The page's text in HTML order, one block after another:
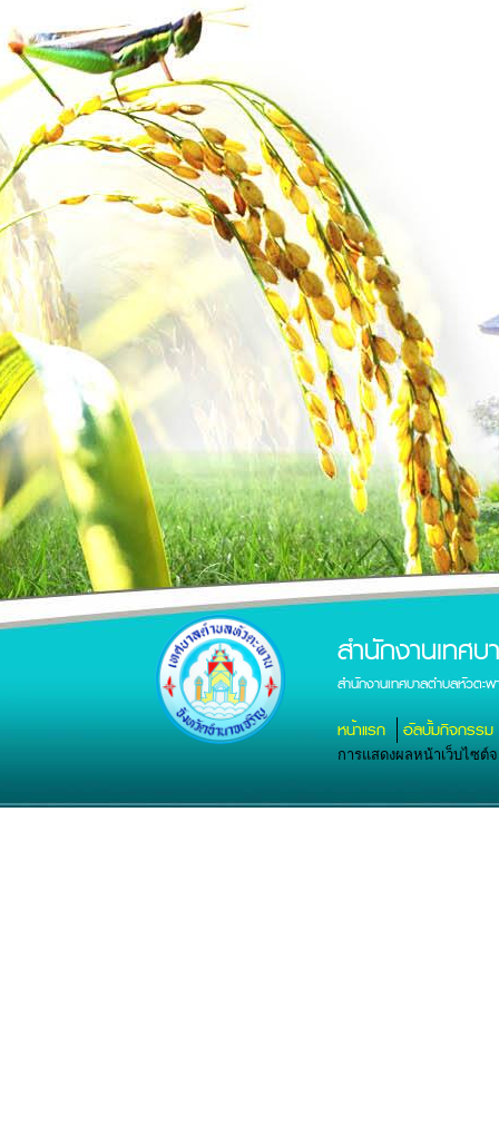
สำนักงานเทศ
สำนักงานเทศบาลตำบลหัวต
หน้าแรก อัลบั้มกิจกรรม
การแสดงผลหน้าเว็บไซต์